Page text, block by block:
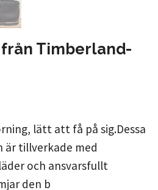
från Timberland-
lätt att få på sig.Dessa
är tillverkade med
och ansvarsfullt
den b